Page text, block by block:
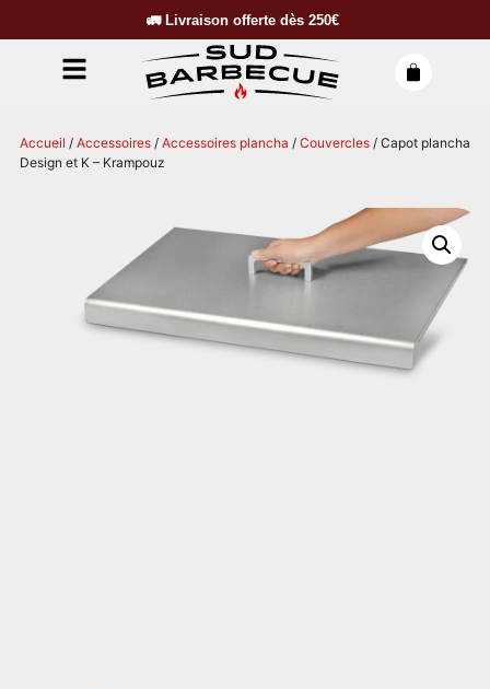
🚛 Livraison offerte dès 250€
Accueil / Accessoires / Accessoires plancha / Couvercles / Capot plancha
Design et K – Krampouz